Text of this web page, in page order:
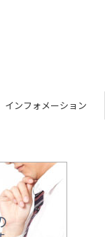
インフォメーション